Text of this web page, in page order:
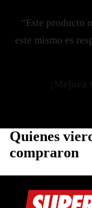
“Este producto
este mismo es
Quienes
compraron